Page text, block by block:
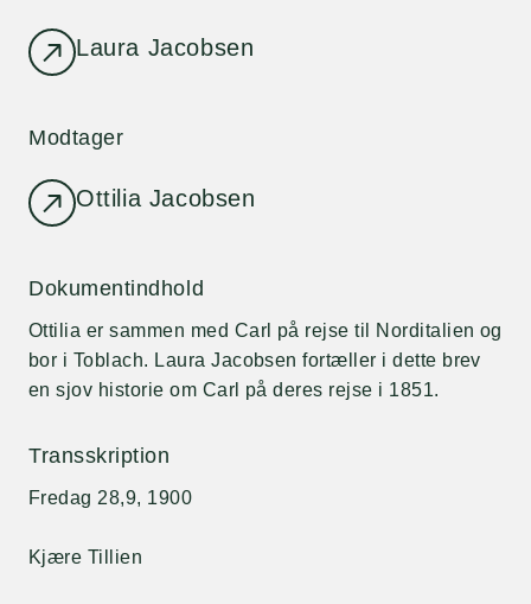
Laura Jacobsen
Modtager
Ottilia Jacobsen
Dokumentindhold
Ottilia er sammen med Carl på rejse til Norditalien og
bor i Toblach. Laura Jacobsen fortæller i dette brev
en sjov historie om Carl på deres rejse i 1851.
Transskription
Fredag 28,9, 1900
Kjære Tillien